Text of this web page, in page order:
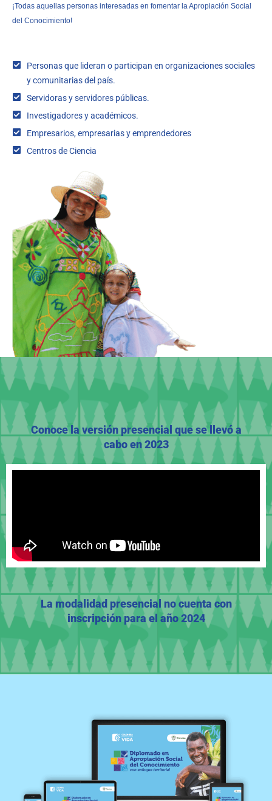
¡Todas aquellas personas interesadas en fomentar la Apropiación Social
del Conocimiento!
Personas que lideran o participan en organizaciones sociales
y comunitarias del país.
Servidoras y servidores públicas.
Investigadores y académicos.
Empresarios, empresarias y emprendedores
Centros de Ciencia
Conoce la versión presencial que se llevó a
cabo en 2023
La modalidad presencial no cuenta con
inscripción para el año 2024